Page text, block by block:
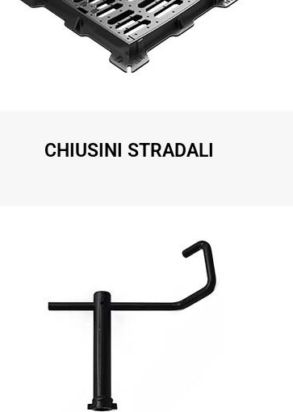
CHIUSINI STRADALI